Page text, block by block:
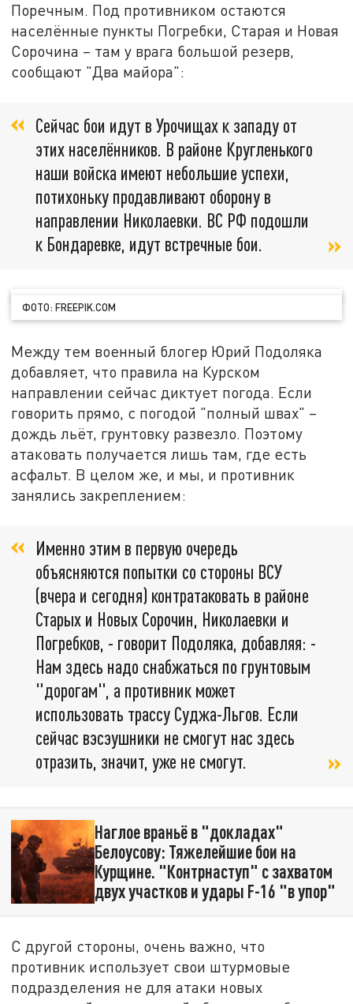
Поречным. Под противником остаются
населённые пункты Погребки, Старая и Новая
Сорочина – там у врага большой резерв,
сообщают "Два майора":
Сейчас бои идут в Урочищах к западу от
этих населёнников. В районе Кругленького
наши войска имеют небольшие успехи,
потихоньку продавливают оборону в
направлении Николаевки. ВС РФ подошли
к Бондаревке, идут встречные бои.
ФОТО: FREEPIK.COM
Между тем военный блогер Юрий Подоляка
добавляет, что правила на Курском
направлении сейчас диктует погода. Если
говорить прямо, с погодой "полный швах" –
дождь льёт, грунтовку развезло. Поэтому
атаковать получается лишь там, где есть
асфальт. В целом же, и мы, и противник
занялись закреплением:
Именно этим в первую очередь
объясняются попытки со стороны ВСУ
(вчера и сегодня) контратаковать в районе
Старых и Новых Сорочин, Николаевки и
Погребков, - говорит Подоляка, добавляя: -
Нам здесь надо снабжаться по грунтовым
"дорогам", а противник может
использовать трассу Суджа-Льгов. Если
сейчас вэсэушники не смогут нас здесь
отразить, значит, уже не смогут.
Наглое враньё в "докладах"
Белоусову: Тяжелейшие бои на
Курщине. "Контрнаступ" с захватом
двух участков и удары F-16 "в упор"
С другой стороны, очень важно, что
противник использует свои штурмовые
подразделения не для атаки новых